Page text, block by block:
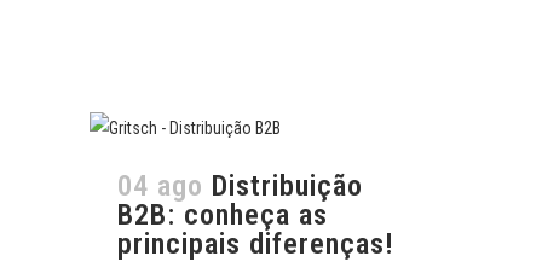
04 ago Distribuição
B2B: conheça as
principais diferenças!